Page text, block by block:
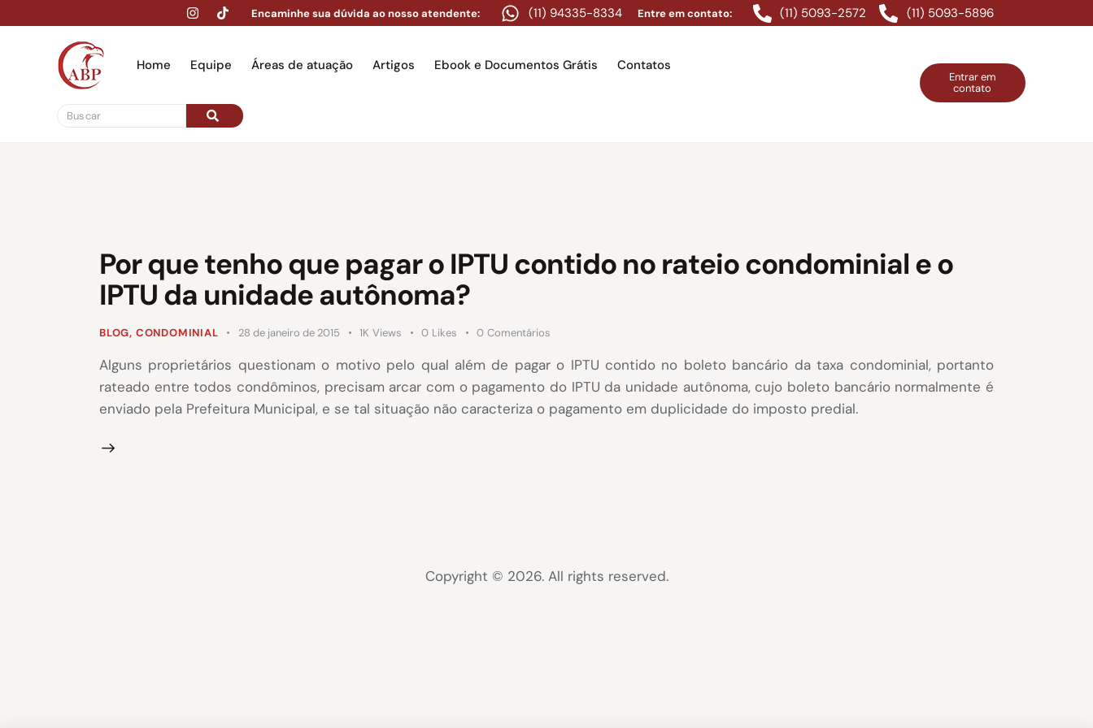
Encaminhe sua dúvida ao nosso atendente: (11) 94335-8334 Entre em contato: (11) 5093-2572 (11) 5093-5896
Home Equipe Áreas de atuação Artigos Ebook e Documentos Grátis Contatos
Entrar em
contato
Por que tenho que pagar o IPTU contido no rateio condominial e o
IPTU da unidade autônoma?
BLOG, CONDOMINIAL 28 de janeiro de 2015 1K Views 0 Likes 0 Comentários
Alguns proprietários questionam o motivo pelo qual além de pagar o IPTU contido no boleto bancário da taxa condominial, portanto
rateado entre todos condôminos, precisam arcar com o pagamento do IPTU da unidade autônoma, cujo boleto bancário normalmente é
enviado pela Prefeitura Municipal, e se tal situação não caracteriza o pagamento em duplicidade do imposto predial.
Copyright © 2026. All rights reserved.